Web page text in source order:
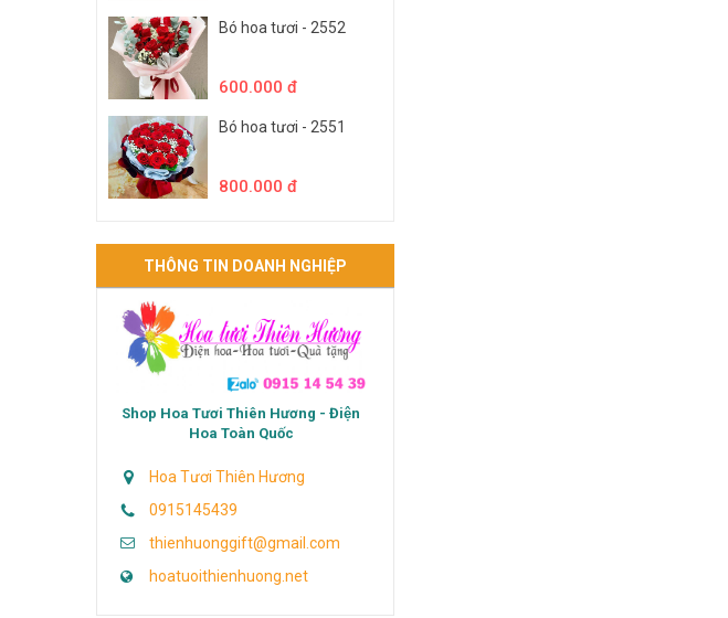
Bó hoa tươi - 2552
600.000 đ
Bó hoa tươi - 2551
800.000 đ
THÔNG TIN DOANH NGHIỆP
Shop Hoa Tươi Thiên Hương - Điện
Hoa Toàn Quốc
Hoa Tươi Thiên Hương
0915145439
thienhuonggift@gmail.com
hoatuoithienhuong.net